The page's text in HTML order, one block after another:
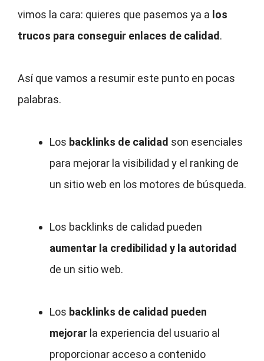
vimos la cara: quieres que pasemos ya a los
trucos para conseguir enlaces de calidad.
Así que vamos a resumir este punto en pocas
palabras.
Los backlinks de calidad son esenciales
para mejorar la visibilidad y el ranking de
un sitio web en los motores de búsqueda.
Los backlinks de calidad pueden
aumentar la credibilidad y la autoridad
de un sitio web.
Los backlinks de calidad pueden
mejorar la experiencia del usuario al
proporcionar acceso a contenido